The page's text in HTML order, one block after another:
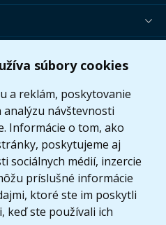
súbory cookies
a reklám, poskytovanie
analýzu návštevnosti
Informácie o tom, ako
poskytujeme aj
sociálnych médií, inzercie
príslušné informácie
ktoré ste im poskytli
keď ste používali ich